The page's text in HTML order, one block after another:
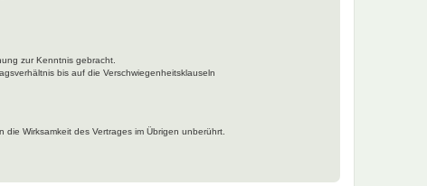
zur Kenntnis gebracht.
bis auf die Verschwiegenheitsklauseln
Wirksamkeit des Vertrages im Übrigen unberührt.